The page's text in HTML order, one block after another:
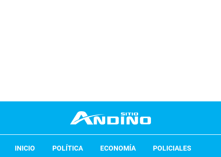
INICIO POLÍTICA ECONOMÍA POLICIALES